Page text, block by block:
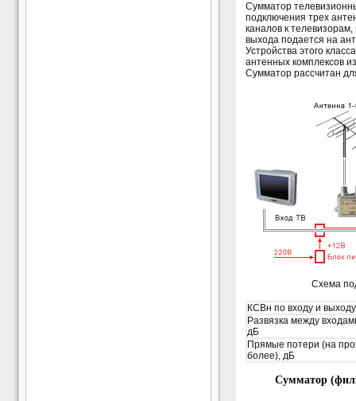
Сумматор
подключения трех
каналов к
выхода подается на
Устройства этого
антенных комплексов
Сумматор рассчитан
Схема
КСВн по входу и
Развязка между
дБ
Прямые потери (на
более), дБ
Сумматор